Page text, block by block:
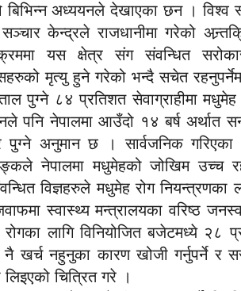
बिभिन्न अध्ययनले देखाएका छन । विश्व
केन्द्रले राजधानीमा गरेको
यस क्षेत्र संग संवन्धित
मृत्यु हुने गरेको भन्दै सचेत
पुग्ने ८४ प्रतिशत सेवाग्राहीमा
पनि नेपालमा आउँदो १४ बर्ष अर्थात
पुग्ने अनुमान छ । सार्वजनिक गरिएका
नेपालमा मधुमेहको जोखिम उच्च
विज्ञहरुले मधुमेह रोग नियन्त्रणका
स्वास्थ्य मन्त्रालयका वरिष्ठ
रोगका लागि विनियोजित बजेटमध्ये
खर्च नहुनुका कारण खोजी गर्नुपर्ने र
लिइएको चित्रित गरे ।